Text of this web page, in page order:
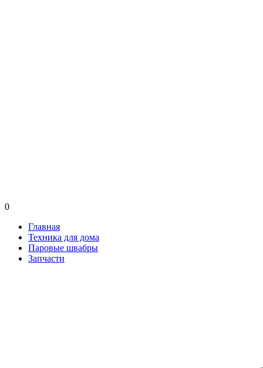
0
Главная
Техника для дома
Паровые швабры
Запчасти